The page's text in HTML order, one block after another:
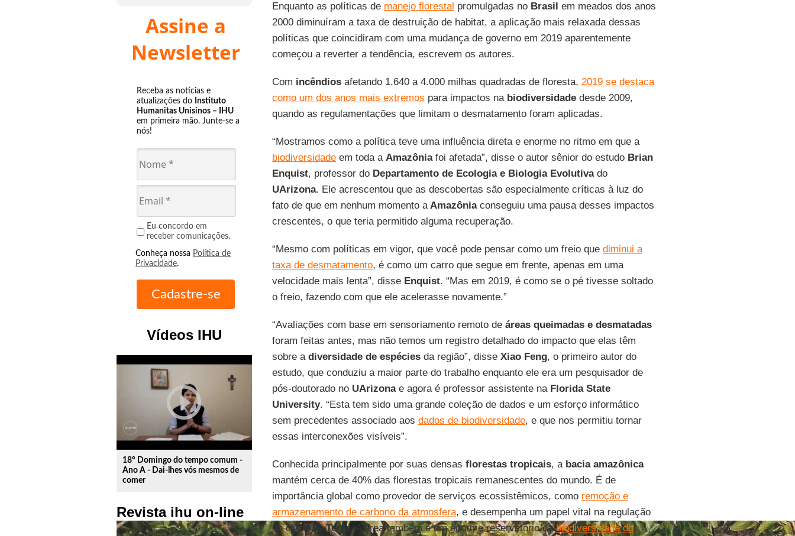
Assine a
Newsletter
Receba as notícias e
atualizações do Instituto
Humanitas Unisinos – IHU
em primeira mão. Junte-se a
nós!
Eu concordo em
receber comunicações.
Conheça nossa Política de
Privacidade.
Vídeos IHU
play_circle_outline
18º Domingo do tempo comum -
Ano A - Dai-lhes vós mesmos de
comer
Revista ihu on-line
Enquanto as políticas de manejo florestal promulgadas no Brasil em meados dos anos
2000 diminuíram a taxa de destruição de habitat, a aplicação mais relaxada dessas
políticas que coincidiram com uma mudança de governo em 2019 aparentemente
começou a reverter a tendência, escrevem os autores.
Com incêndiosafetando 1.640 a 4.000 milhas quadradas de floresta, 2019 se destaca
como um dos anos mais extremos para impactos na biodiversidadedesde 2009,
quando as regulamentações que limitam o desmatamento foram aplicadas.
“Mostramos como a política teve uma influência direta e enorme no ritmo em que a
biodiversidadeem toda a Amazôniafoi afetada”, disse o autor sênior do estudo Brian
Enquist, professor do Departamento de Ecologia e Biologia Evolutivado
UArizona. Ele acrescentou que as descobertas são especialmente críticas à luz do
fato de que em nenhum momento aAmazôniaconseguiu uma pausa desses impactos
crescentes, o que teria permitido alguma recuperação.
“Mesmo com políticas em vigor, que você pode pensar como um freio que diminui a
taxa de desmatamento, é como um carro que segue em frente, apenas em uma
velocidade mais lenta”, disseEnquist. “Mas em 2019, é como se o pé tivesse soltado
o freio, fazendo com que ele acelerasse novamente.”
“Avaliações com base em sensoriamento remoto de áreas queimadas e desmatadas
foram feitas antes, mas não temos um registro detalhado do impacto que elas têm
sobre a diversidade de espéciesda região”, disse Xiao Feng, o primeiro autor do
estudo, que conduziu a maior parte do trabalho enquanto ele era um pesquisador de
pós-doutorado no UArizonae agora é professor assistente na Florida State
University. “Esta tem sido uma grande coleção de dados e um esforço informático
sem precedentes associado aos dados de biodiversidade, e que nos permitiu tornar
essas interconexões visíveis”.
Conhecida principalmente por suas densas florestas tropicais, a bacia amazônica
mantém cerca de 40% das florestas tropicais remanescentes do mundo. É de
importância global como provedor de serviços ecossistêmicos, como remoção e
armazenamento de carbono da atmosfera, e desempenha um papel vital na regulação
do clima daTerra. A área também é um enorme reservatório dabiodiversidade do